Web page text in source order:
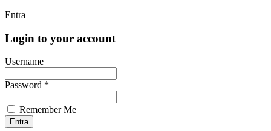
Entra
Login to your account
Username
Password *
Remember Me